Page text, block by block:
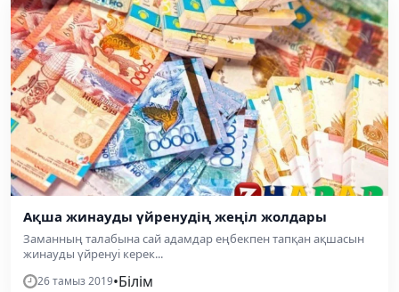
Ақша жинауды үйренудің жеңіл жолдары
Заманның талабына сай адамдар еңбекпен тапқан ақшасын
жинауды үйренуі керек...
26 тамыз 2019•Білім